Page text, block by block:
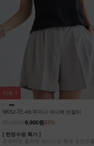
NK52-TE-46/루미나 섹시백 반팔티
53%
9,900원
[ 한정수량 특가 ]
로맨틱한 플라워 레이스로 룩에 포인트를
리뷰 1